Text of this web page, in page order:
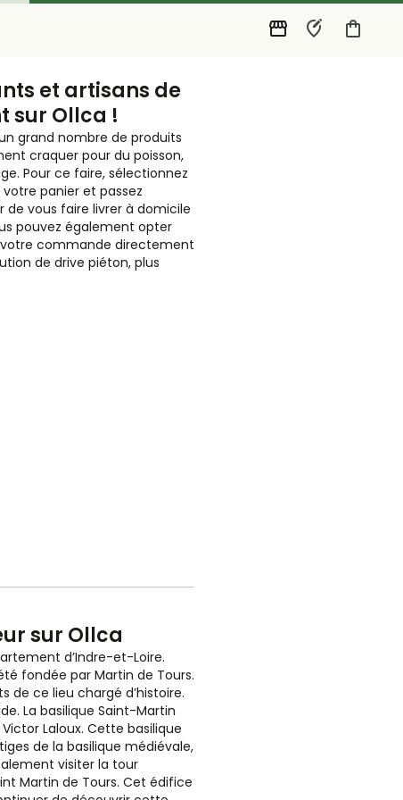
et artisans de
sur Ollca !
grand nombre de produits
craquer pour du poisson,
Pour ce faire, sélectionnez
panier et passez
de vous faire livrer à domicile
pouvez également opter
commande directement
de drive piéton, plus
sur Ollca
d’Indre-et-Loire.
fondée par Martin de Tours.
de ce lieu chargé d’histoire.
La basilique Saint-Martin
Laloux. Cette basilique
de la basilique médiévale,
visiter la tour
Martin de Tours. Cet édifice